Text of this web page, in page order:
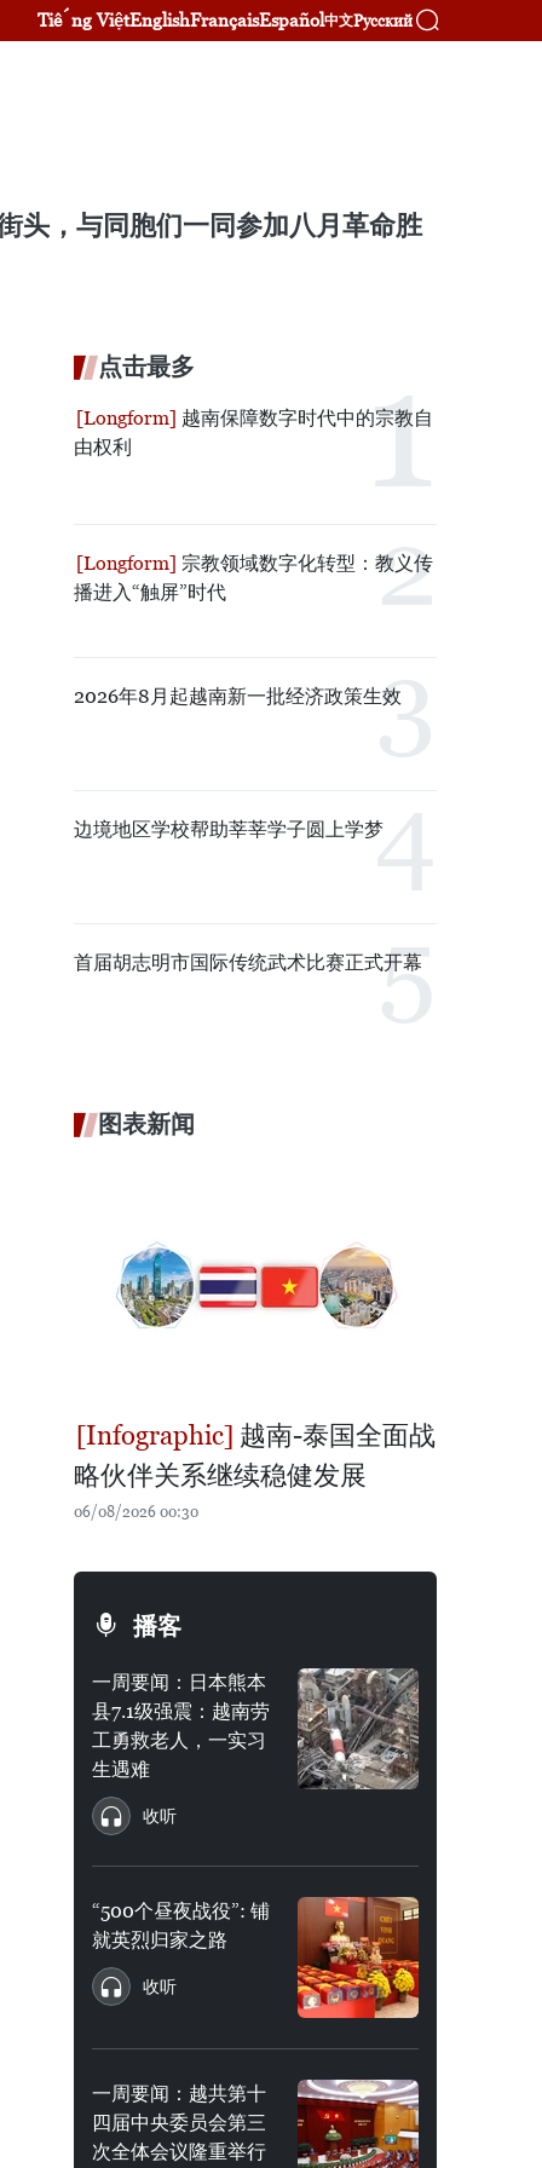
Tiếng ViệtEnglishFrançaisEspañol中文Русский
头，与同胞们一同参加八月革命胜
点击最多
越南保障数字时代中的宗教自
由权利
宗教领域数字化转型：教义传
播进入“触屏”时代
2026年8月起越南新一批经济政策生效
边境地区学校帮助莘莘学子圆上学梦
首届胡志明市国际传统武术比赛正式开幕
图表新闻
越南-泰国全面战
略伙伴关系继续稳健发展
06/08/2026 00:30
播客
一周要闻：日本熊本
县7.1级强震：越南劳
工勇救老人，一实习
生遇难
收听
“500个昼夜战役”: 铺
就英烈归家之路
收听
一周要闻：越共第十
四届中央委员会第三
次全体会议隆重举行